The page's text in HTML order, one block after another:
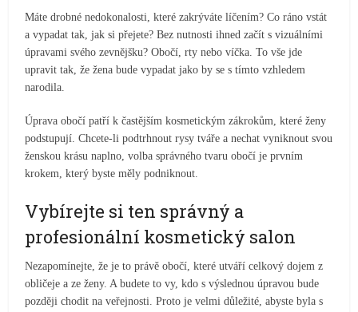
Máte drobné nedokonalosti, které zakrýváte líčením? Co ráno vstát
a vypadat tak, jak si přejete? Bez nutnosti ihned začít s vizuálními
úpravami svého zevnějšku? Obočí, rty nebo víčka. To vše jde
upravit tak, že žena bude vypadat jako by se s tímto vzhledem
narodila.
Úprava obočí patří k častějším kosmetickým zákrokům, které ženy
podstupují. Chcete-li podtrhnout rysy tváře a nechat vyniknout svou
ženskou krásu naplno, volba správného tvaru obočí je prvním
krokem, který byste měly podniknout.
Vybírejte si ten správný a
profesionální kosmetický salon
Nezapomínejte, že je to právě obočí, které utváří celkový dojem z
obličeje a ze ženy. A budete to vy, kdo s výslednou úpravou bude
později chodit na veřejnosti. Proto je velmi důležité, abyste byla s